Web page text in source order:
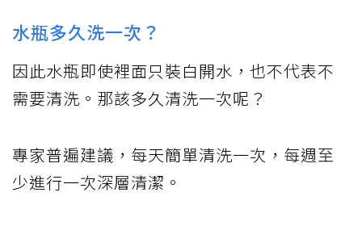
水瓶多久洗一次？
因此水瓶即使裡面只裝白開水，也不代表不
需要清洗。那該多久清洗一次呢？
專家普遍建議，每天簡單清洗一次，每週至
少進行一次深層清潔。